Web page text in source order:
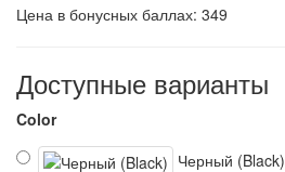
Цена в бонусных баллах: 349
Доступные варианты
Color
Черный (Black)